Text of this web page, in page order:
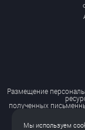
Размещение
полученных
Мы используем